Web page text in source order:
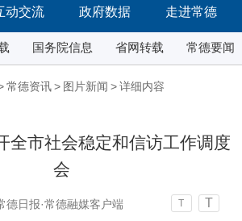
动交流 政府数据 走进常德
国务院信息 省网转载 常德要闻
常德资讯 > 图片新闻 > 详细内容
全市社会稳定和信访工作调度
会
德日报·常德融媒客户端 T T